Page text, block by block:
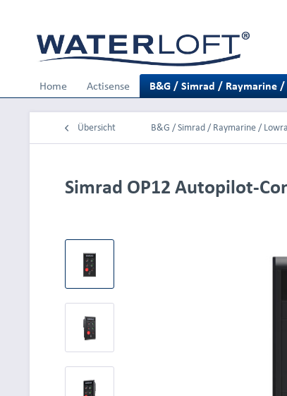
Home Actisense B&G / Simrad / Raymarine
Übersicht B&G / Simrad / Raymarine /
Simrad OP12 Autopilot-